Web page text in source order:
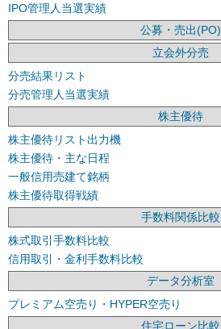
IPO管理人当選実績
公募・売出(PO)
立会外分売
分売結果リスト
分売管理人当選実績
株主優待
株主優待リスト出力機
株主優待・主な日程
一般信用売建て銘柄
株主優待取得戦績
手数料関係比較
株式取引手数料比較
信用取引・金利手数料比較
データ分析室
プレミアム空売り・HYPER空売り
住宅ローン比較